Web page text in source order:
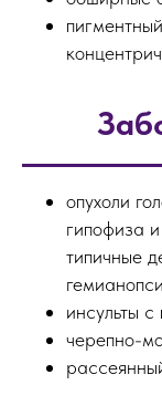
опухоли
гипофиза
типичные
инсульты
черепно-